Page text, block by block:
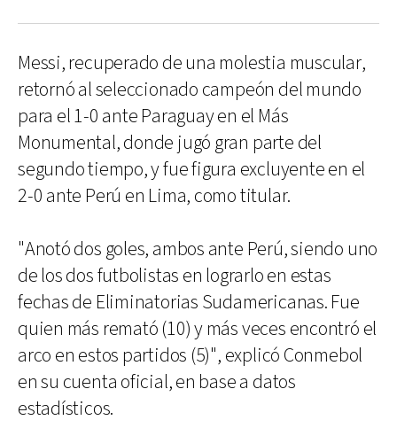
Messi, recuperado de una molestia muscular,
retornó al seleccionado campeón del mundo
para el 1-0 ante Paraguay en el Más
Monumental, donde jugó gran parte del
segundo tiempo, y fue figura excluyente en el
2-0 ante Perú en Lima, como titular.
"Anotó dos goles, ambos ante Perú, siendo uno
de los dos futbolistas en lograrlo en estas
fechas de Eliminatorias Sudamericanas. Fue
quien más remató (10) y más veces encontró el
arco en estos partidos (5)", explicó Conmebol
en su cuenta oficial, en base a datos
estadísticos.